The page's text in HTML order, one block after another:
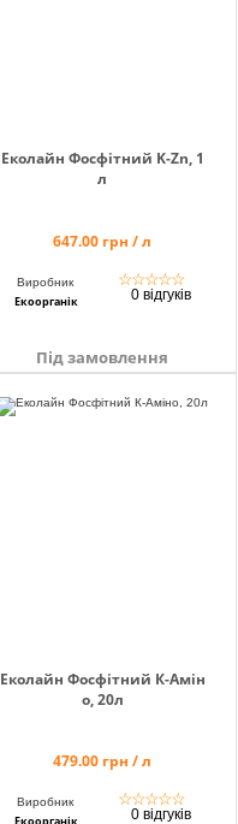
Еколайн Фосфітний K-Zn, 1
л
647.00 грн / л
Виробник
Екоорганік
☆☆☆☆☆
0 відгуків
Під замовлення
Еколайн Фосфітний К-Амін
о, 20л
479.00 грн / л
Виробник
Екоорганік
☆☆☆☆☆
0 відгуків